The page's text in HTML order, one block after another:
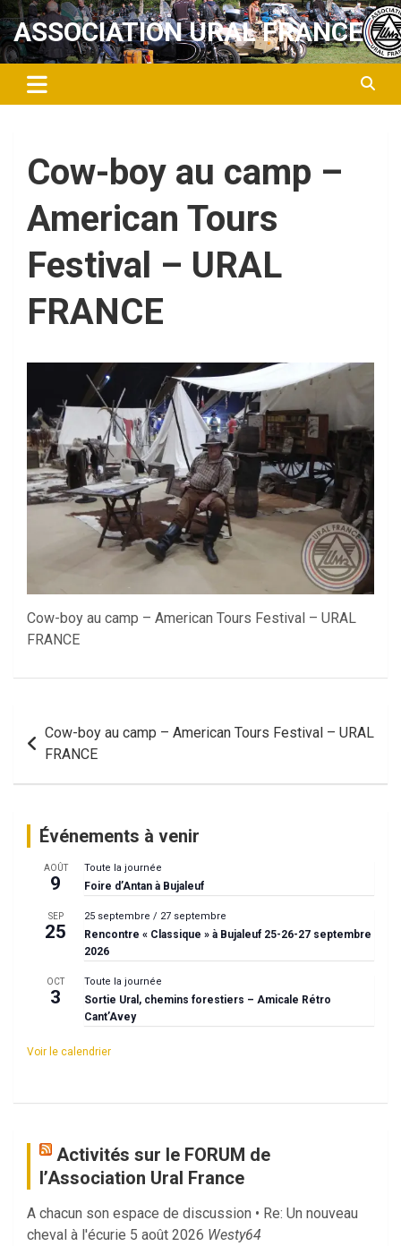
Aller
au
contenu
ASSOCIATION URAL FRANCE
Cow-boy au camp –
American Tours
Festival – URAL
FRANCE
Cow-boy au camp – American Tours Festival – URAL
FRANCE
Navigation
de
l’article
Cow-boy au camp – American Tours Festival – URAL
FRANCE
Événements à venir
AOÛT
9
Toute la journée
Foire d’Antan à Bujaleuf
SEP
25
25 septembre / 27 septembre
Rencontre « Classique » à Bujaleuf 25-26-27 septembre
2026
OCT
3
Toute la journée
Sortie Ural, chemins forestiers – Amicale Rétro
Cant’Avey
Voir le calendrier
Activités sur le FORUM de
l’Association Ural France
A chacun son espace de discussion • Re: Un nouveau
cheval à l'écurie 5 août 2026 Westy64